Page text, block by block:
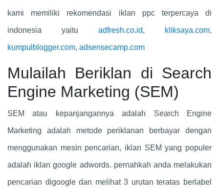
kami memiliki rekomendasi iklan ppc terpercaya di
indonesia yaitu adfresh.co.id, kliksaya.com,
kumpulblogger.com, adsensecamp.com
Mulailah Beriklan di Search
Engine Marketing (SEM)
SEM atau kepanjangannya adalah Search Engine
Marketing adalah metode periklanan berbayar dengan
menggunakan mesin pencarian, iklan SEM yang populer
adalah iklan google adwords. pernahkah anda melakukan
pencarian digoogle dan melihat 3 urutan teratas berlabel